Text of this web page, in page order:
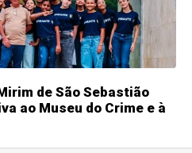
de São Sebastião
ao Museu do Crime e à